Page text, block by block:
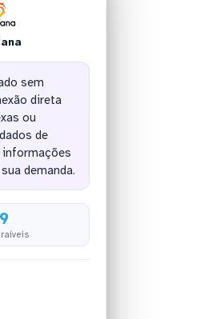
sem
direta
ou
de
informações
demanda.